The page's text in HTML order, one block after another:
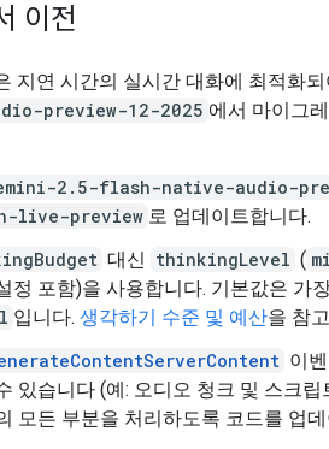
이전
지연 시간의 실시간 대화에 최적화
preview-12-2025 에서 마이그
2.5-flash-native-audio-
live-preview 로 업데이트합니다.
대신 thinkingLevel (
정 포함)을 사용합니다. 기본값은 가
입니다. 생각하기 수준 및 예산을 참
이
있습니다 (예: 오디오 청크 및 스크립
모든 부분을 처리하도록 코드를 업